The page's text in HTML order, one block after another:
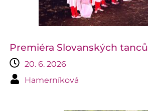
Premiéra Slovanských tanců
20. 6. 2026
Hamerníková